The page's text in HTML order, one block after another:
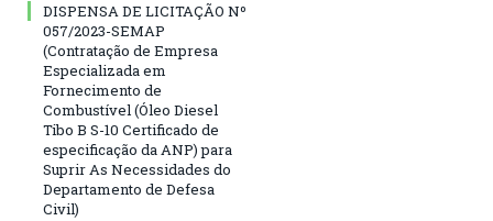
DISPENSA DE LICITAÇÃO Nº
057/2023-SEMAP
(Contratação de Empresa
Especializada em
Fornecimento de
Combustível (Óleo Diesel
Tibo B S-10 Certificado de
especificação da ANP) para
Suprir As Necessidades do
Departamento de Defesa
Civil)